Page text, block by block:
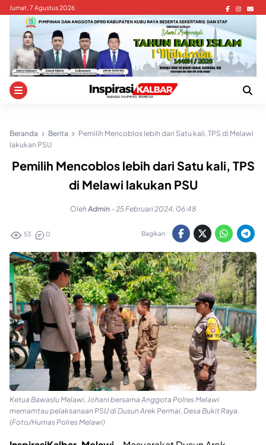
Skip
content
Jumat, 7 Agustus 2026
Beranda Berita
Pemilih Mencoblos lebih dari Satu kali, TPS di Melawi
lakukan PSU
Pemilih Mencoblos lebih dari Satu kali, TPS
di Melawi lakukan PSU
OlehAdmin - 25 Februari 2024, 06:48
53 0 Bagikan:
Ketua Bawaslu Melawi, Johani bersama Anggota Polres Melawi
memamtau pelaksanaan PSU di Dusun Arek Permai, Desa Bukit Raya.
(Foto/Humas Polres Melawi)